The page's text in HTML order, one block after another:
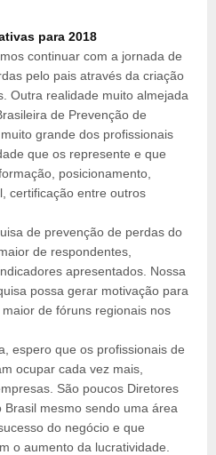
para 2018
continuar com a jornada de
pelo pais através da criação
Outra realidade muito almejada
de Prevenção de
grande dos profissionais
que os represente e que
posicionamento,
certificação entre outros
de prevenção de perdas do
de respondentes,
apresentados. Nossa
possa gerar motivação para
de fóruns regionais nos
espero que os profissionais de
ocupar cada vez mais,
São poucos Diretores
mesmo sendo uma área
do negócio e que
o aumento da lucratividade.